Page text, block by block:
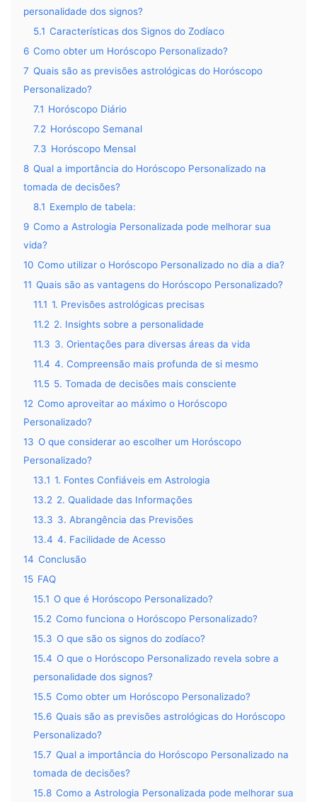
personalidade dos signos?
5.1 Características dos Signos do Zodíaco
6 Como obter um Horóscopo Personalizado?
7 Quais são as previsões astrológicas do Horóscopo
Personalizado?
7.1 Horóscopo Diário
7.2 Horóscopo Semanal
7.3 Horóscopo Mensal
8 Qual a importância do Horóscopo Personalizado na
tomada de decisões?
8.1 Exemplo de tabela:
9 Como a Astrologia Personalizada pode melhorar sua
vida?
10 Como utilizar o Horóscopo Personalizado no dia a dia?
11 Quais são as vantagens do Horóscopo Personalizado?
11.1 1. Previsões astrológicas precisas
11.2 2. Insights sobre a personalidade
11.3 3. Orientações para diversas áreas da vida
11.4 4. Compreensão mais profunda de si mesmo
11.5 5. Tomada de decisões mais consciente
12 Como aproveitar ao máximo o Horóscopo
Personalizado?
13 O que considerar ao escolher um Horóscopo
Personalizado?
13.1 1. Fontes Confiáveis em Astrologia
13.2 2. Qualidade das Informações
13.3 3. Abrangência das Previsões
13.4 4. Facilidade de Acesso
14 Conclusão
15 FAQ
15.1 O que é Horóscopo Personalizado?
15.2 Como funciona o Horóscopo Personalizado?
15.3 O que são os signos do zodíaco?
15.4 O que o Horóscopo Personalizado revela sobre a
personalidade dos signos?
15.5 Como obter um Horóscopo Personalizado?
15.6 Quais são as previsões astrológicas do Horóscopo
Personalizado?
15.7 Qual a importância do Horóscopo Personalizado na
tomada de decisões?
15.8 Como a Astrologia Personalizada pode melhorar sua